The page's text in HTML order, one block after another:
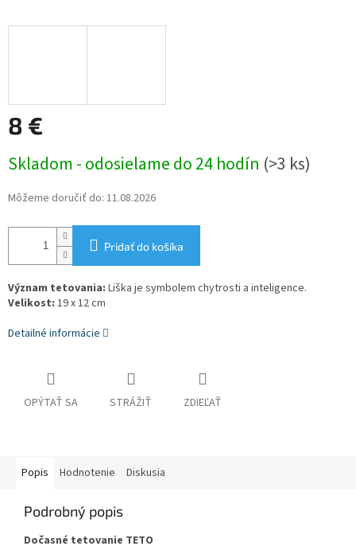
8 €
cena:
Skladom - odosielame do 24 hodín (>3 ks)
Môžeme doručiť do: 11.08.2026
Pridať do košíka
Význam tetovania: Liška je symbolem chytrosti a inteligence.
Velikost: 19 x 12 cm
Detailné informácie
OPÝTAŤ SA STRÁŽIŤ ZDIEĽAŤ
Popis Hodnotenie Diskusia
Podrobný popis
Dočasné tetovanie TETO